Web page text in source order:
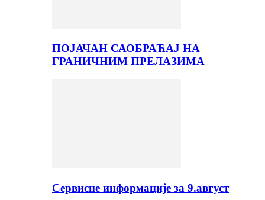
ПОЈАЧАН САОБРАЋАЈ НА
ГРАНИЧНИМ ПРЕЛАЗИМА
Сервисне информације за 9.август